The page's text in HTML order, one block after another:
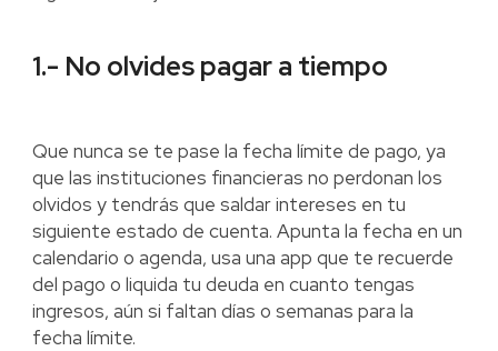
1.- No olvides pagar a tiempo
Que nunca se te pase la fecha límite de pago, ya
que las instituciones financieras no perdonan los
olvidos y tendrás que saldar intereses en tu
siguiente estado de cuenta. Apunta la fecha en un
calendario o agenda, usa una app que te recuerde
del pago o liquida tu deuda en cuanto tengas
ingresos, aún si faltan días o semanas para la
fecha límite.